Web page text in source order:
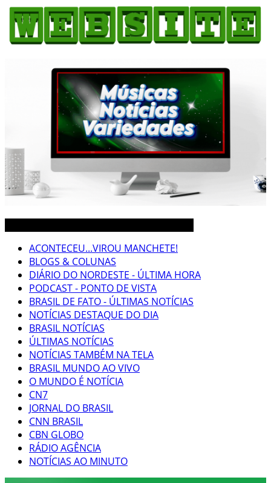
ACONTECEU...VIROU MANCHETE!
BLOGS & COLUNAS
DIÁRIO DO NORDESTE - ÚLTIMA HORA
PODCAST - PONTO DE VISTA
BRASIL DE FATO - ÚLTIMAS NOTÍCIAS
NOTÍCIAS DESTAQUE DO DIA
BRASIL NOTÍCIAS
ÚLTIMAS NOTÍCIAS
NOTÍCIAS TAMBÉM NA TELA
BRASIL MUNDO AO VIVO
O MUNDO É NOTÍCIA
CN7
JORNAL DO BRASIL
CNN BRASIL
CBN GLOBO
RÁDIO AGÊNCIA
NOTÍCIAS AO MINUTO